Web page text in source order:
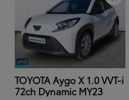
TOYOTA Aygo X 1.0 VVT-i
72ch Dynamic MY23